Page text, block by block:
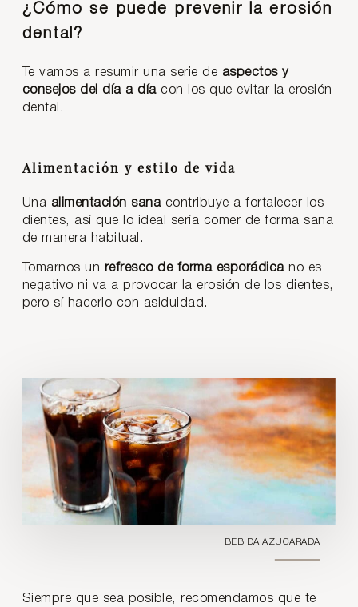
¿Cómo se puede prevenir la erosión
dental?
Te vamos a resumir una serie de aspectos y
consejos del día a día con los que evitar la erosión
dental.
Alimentación y estilo de vida
Una alimentación sanacontribuye a fortalecer los
dientes, así que lo ideal sería comer de forma sana
de manera habitual.
Tomarnos un refresco de forma esporádicano es
negativo ni va a provocar la erosión de los dientes,
pero sí hacerlo con asiduidad.
BEBIDA AZUCARADA
Siempre que sea posible, recomendamos que te